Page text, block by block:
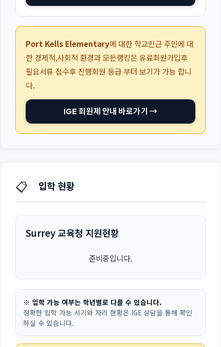
Port Kells Elementary에 대한 학교인근 주민에 대
한 경제적,사회적 환경과 모든랭킹은 유료회원가입후
필요서류 접수후 진행회원 등급 부터 보기가 가능 합니
다.
IGE 회원제 안내 바로가기 →
📋 입학 현황
Surrey 교육청 지원현황
준비중입니다.
※ 입학 가능 여부는 학년별로 다를 수 있습니다.
정확한 입학 가능 시기와 자리 현황은 IGE 상담을 통해 확인
하실 수 있습니다.